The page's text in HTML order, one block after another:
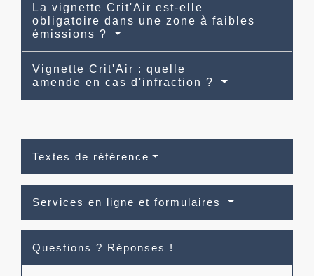
La vignette Crit'Air est-elle
obligatoire dans une zone à faibles
émissions ?
Vignette Crit'Air : quelle
amende en cas d'infraction ?
Textes de référence
Services en ligne et formulaires
Questions ? Réponses !